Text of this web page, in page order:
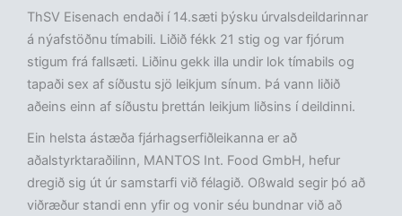
ThSV Eisenach endaði í 14.sæti þýsku úrvalsdeildarinnar
á nýafstöðnu tímabili. Liðið fékk 21 stig og var fjórum
stigum frá fallsæti. Liðinu gekk illa undir lok tímabils og
tapaði sex af síðustu sjö leikjum sínum. Þá vann liðið
aðeins einn af síðustu þrettán leikjum liðsins í deildinni.
Ein helsta ástæða fjárhagserfiðleikanna er að
aðalstyrktaraðilinn, MANTOS Int. Food GmbH, hefur
dregið sig út úr samstarfi við félagið. Oßwald segir þó að
viðræður standi enn yfir og vonir séu bundnar við að